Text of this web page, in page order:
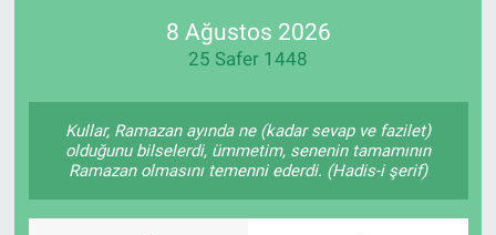
8 Ağustos 2026
25 Safer 1448
Kullar, Ramazan ayında ne (kadar sevap ve fazilet)
olduğunu bilselerdi, ümmetim, senenin tamamının
Ramazan olmasını temenni ederdi. (Hadis-i şerif)
Genel
Gündem
Kültür-Sanat